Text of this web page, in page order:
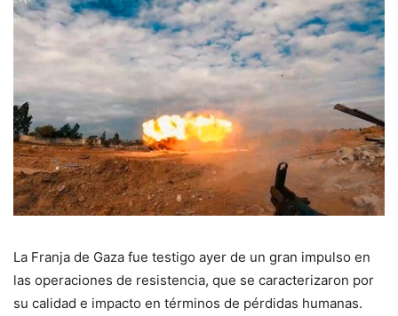
La Franja de Gaza fue testigo ayer de un gran impulso en
las operaciones de resistencia, que se caracterizaron por
su calidad e impacto en términos de pérdidas humanas.